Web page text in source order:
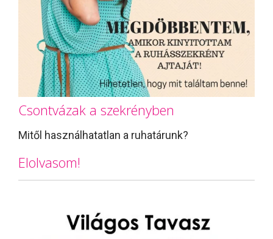
Csontvázak a szekrényben
Mitől használhatatlan a ruhatárunk?
Elolvasom!